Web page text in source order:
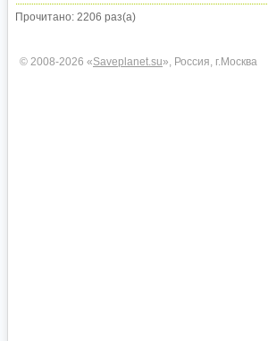
Прочитано: 2206 раз(а)
© 2008-2026 «Saveplanet.su», Россия, г.Москва